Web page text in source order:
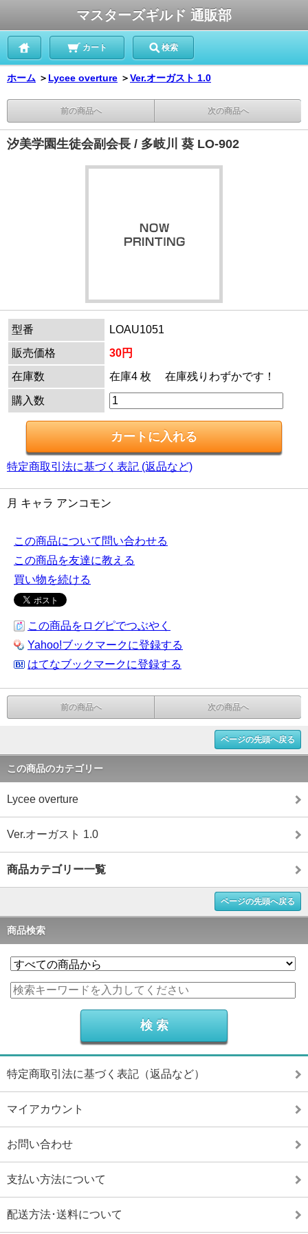
マスターズギルド 通販部
カート 検索
ホーム ＞ Lycee overture ＞Ver.オーガスト 1.0
前の商品へ 次の商品へ
汐美学園生徒会副会長 / 多岐川 葵 LO-902
型番
LOAU1051
販売価格
30円
在庫数
在庫4 枚 在庫残りわずかです！
購入数
特定商取引法に基づく表記 (返品など)
月 キャラ アンコモン
この商品について問い合わせる
この商品を友達に教える
買い物を続ける
この商品をログピでつぶやく
Yahoo!ブックマークに登録する
はてなブックマークに登録する
前の商品へ 次の商品へ
ページの先頭へ戻る
この商品のカテゴリー
Lycee overture
Ver.オーガスト 1.0
商品カテゴリー一覧
ページの先頭へ戻る
商品検索
特定商取引法に基づく表記（返品など）
マイアカウント
お問い合わせ
支払い方法について
配送方法･送料について